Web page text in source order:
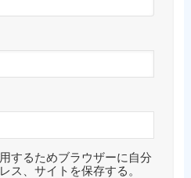
するためブラウザーに自分
ス、サイトを保存する。